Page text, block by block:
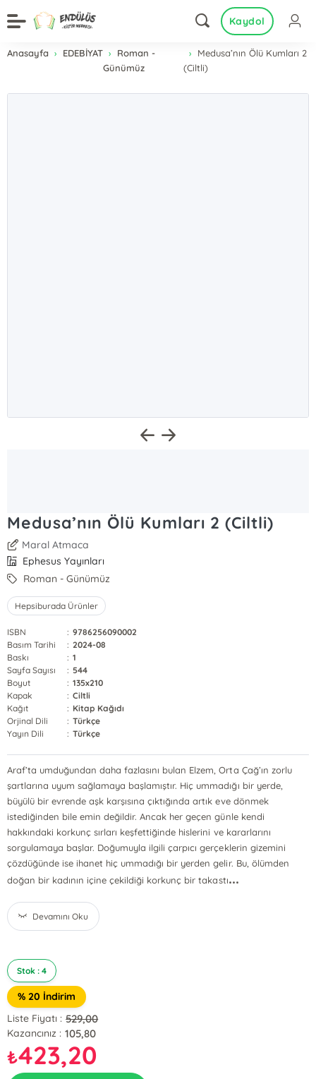
Kaydol
Anasayfa EDEBİYAT
Roman -
Günümüz
Medusa’nın Ölü Kumları 2
(Ciltli)
Medusa’nın Ölü Kumları 2 (Ciltli)
Maral Atmaca
Ephesus Yayınları
Roman - Günümüz
Hepsiburada Ürünler
ISBN : 9786256090002
Basım Tarihi
: 2024-08
Baskı
: 1
Sayfa Sayısı
: 544
Boyut
: 135x210
Kapak
: Ciltli
Kağıt
: Kitap Kağıdı
Orjinal Dili
: Türkçe
Yayın Dili
: Türkçe
Araf’ta umduğundan daha fazlasını bulan Elzem, Orta Çağ’ın zorlu
şartlarına uyum sağlamaya başlamıştır. Hiç ummadığı bir yerde,
büyülü bir evrende aşk karşısına çıktığında artık eve dönmek
istediğinden bile emin değildir. Ancak her geçen günle kendi
hakkındaki korkunç sırları keşfettiğinde hislerini ve kararlarını
sorgulamaya başlar. Doğumuyla ilgili çarpıcı gerçeklerin gizemini
çözdüğünde ise ihanet hiç ummadığı bir yerden gelir. Bu, ölümden
doğan bir kadının içine çekildiği korkunç bir takastı...
Devamını Oku
Stok : 4
% 20 İndirim
Liste Fiyatı : 529,00
Kazancınız : 105,80
₺423,20